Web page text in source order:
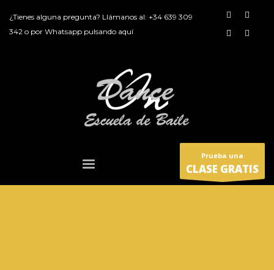
¿Tienes alguna pregunta? Llámanos al: +34 639 309
342 o por Whatsapp pulsando aquí
Prueba una
CLASE GRATIS